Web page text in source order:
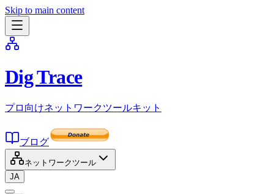
Skip to main content
Dig Trace
プロ向けネットワークツールキット
ブログ
ネットワークツール
JA